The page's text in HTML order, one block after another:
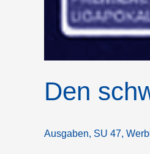
Den
Ausgaben, SU 47,